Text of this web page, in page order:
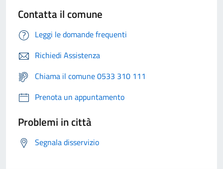
Contatta il comune
Leggi le domande frequenti
Richiedi Assistenza
Chiama il comune 0533 310 111
Prenota un appuntamento
Problemi in città
Segnala disservizio